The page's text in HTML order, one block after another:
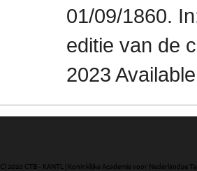
01/09/1860.
editie van de
2023
(C) 2020 CTB - KANTL | Koninklijke Academie voor Nederlandse